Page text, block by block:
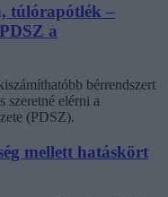
túlórapótlék –
a
bérrendszert
szeretné elérni a
(PDSZ).
mellett hatáskört